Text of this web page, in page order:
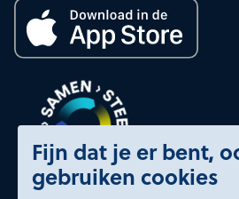
Fijn dat je er bent,
gebruiken cookies